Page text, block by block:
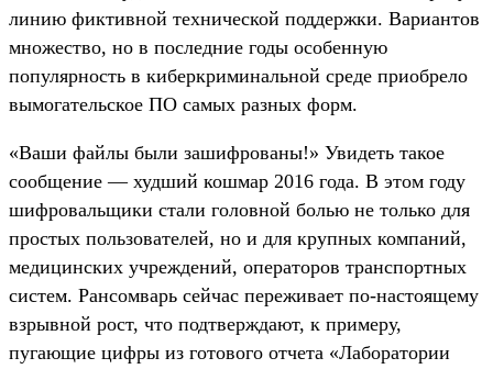
линию фиктивной технической поддержки. Вариантов
множество, но в последние годы особенную
популярность в киберкриминальной среде приобрело
вымогательское ПО самых разных форм.
«Ваши файлы были зашифрованы!» Увидеть такое
сообщение — худший кошмар 2016 года. В этом году
шифровальщики стали головной болью не только для
простых пользователей, но и для крупных компаний,
медицинских учреждений, операторов транспортных
систем. Рансомварь сейчас переживает по-настоящему
взрывной рост, что подтверждают, к примеру,
пугающие цифры из готового отчета «Лаборатории